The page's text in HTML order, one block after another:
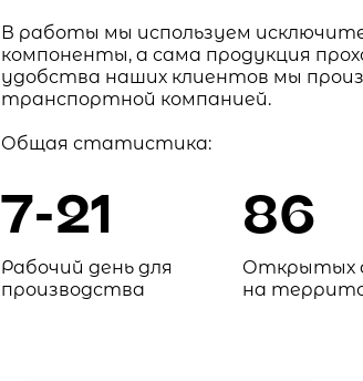
В работы мы используем
компоненты, а сама продукция
удобства наших клиентов мы
транспортной компанией.
Общая статистика:
7-21
Рабочий день для
производства
86
Открытых
на